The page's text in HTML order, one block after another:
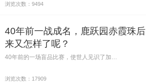
浏览次数：9494
40年前一战成名，鹿跃园赤霞珠后
来又怎样了呢？
40年前的一场盲品比赛，使世人见识了加…
浏览次数：17909